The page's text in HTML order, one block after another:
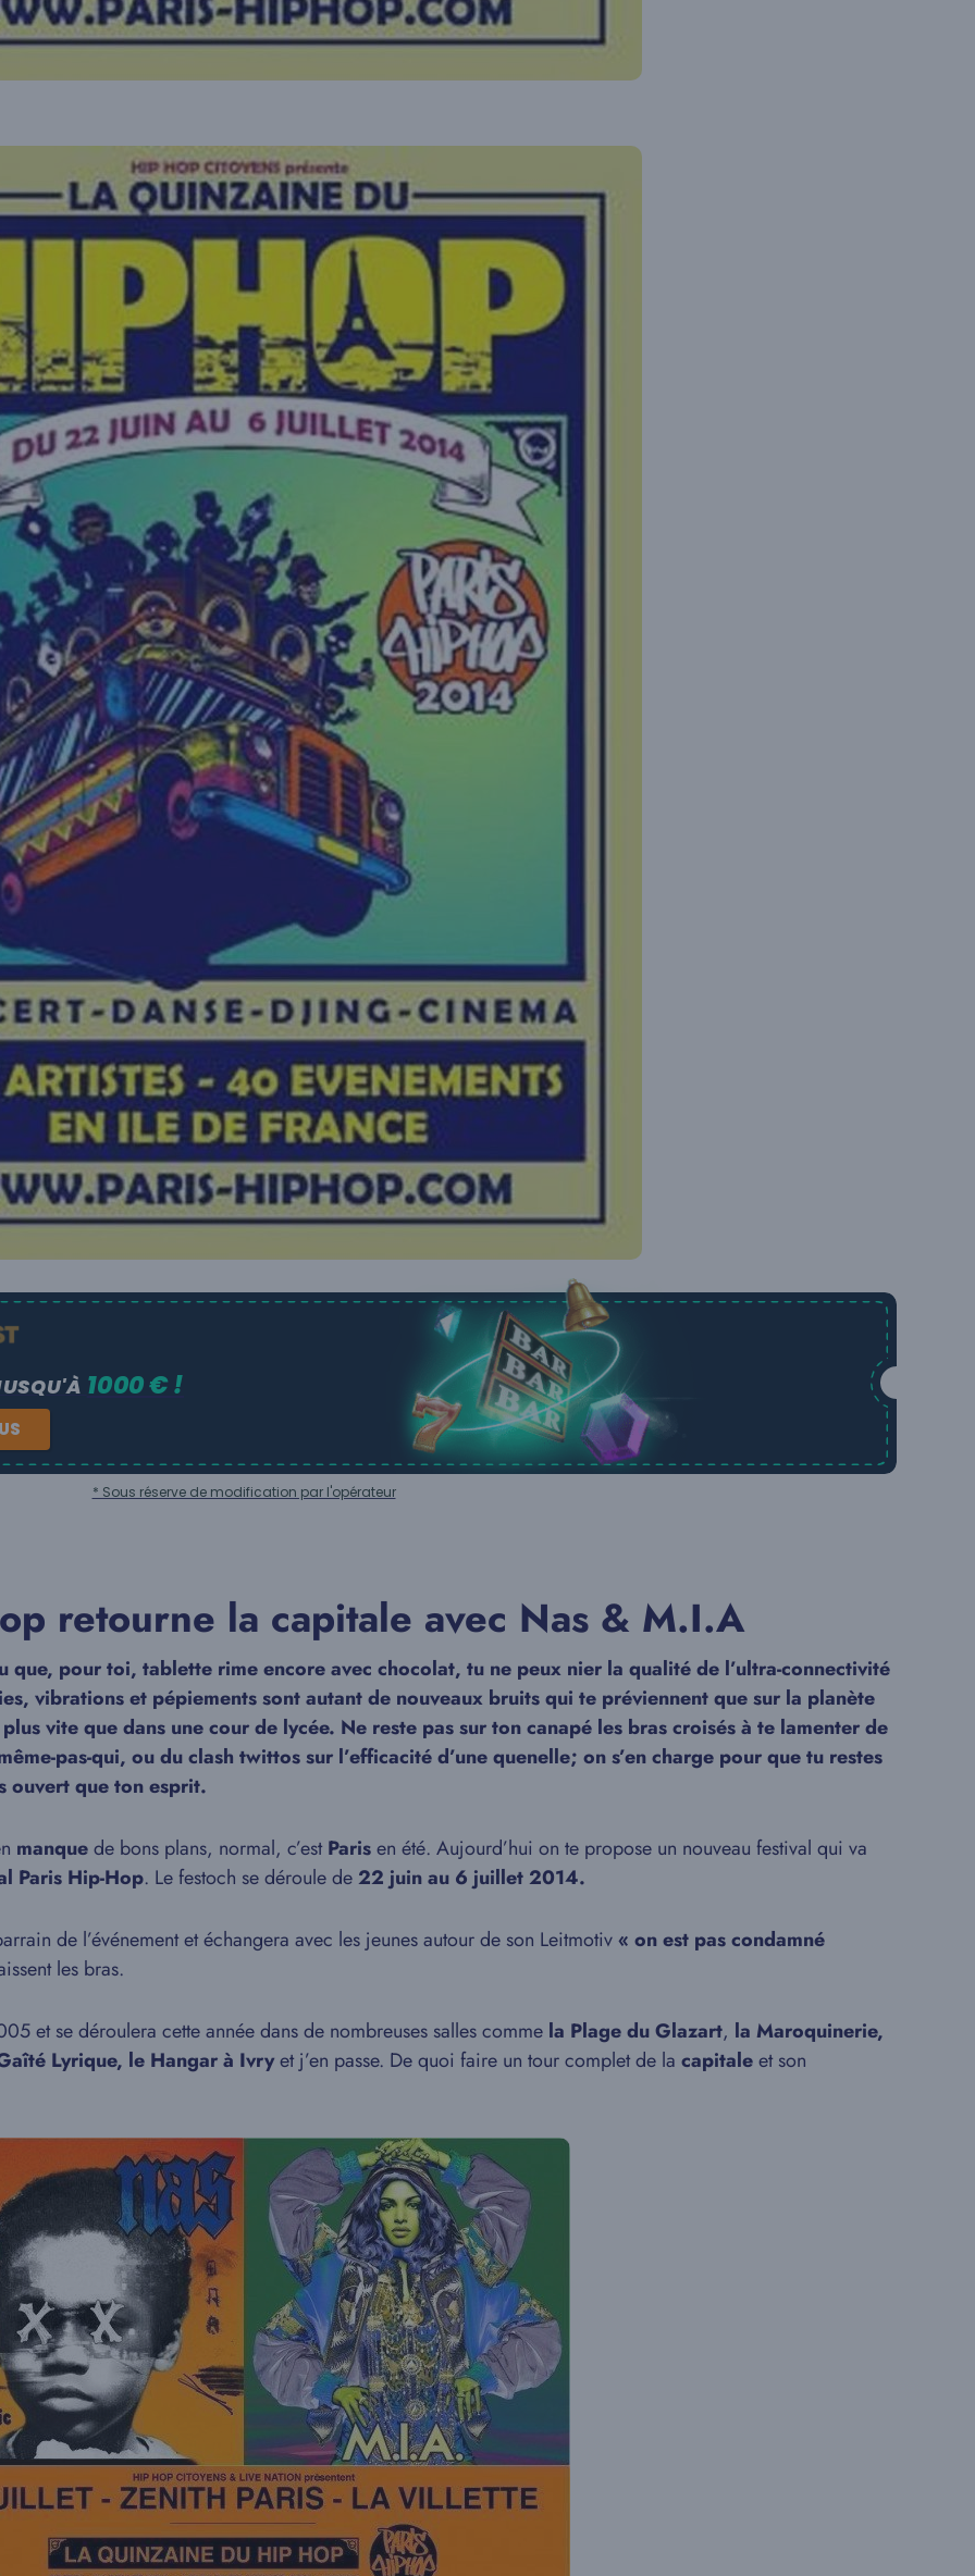
1000 € !
* Sous réserve de modification par l'opérateur
retourne la capitale avec Nas & M.I.A
que, pour toi, tablette rime encore avec chocolat, tu ne peux nier la qualité de l’ultra-connectivité
vibrations et pépiements sont autant de nouveaux bruits qui te préviennent que sur la planète
vite que dans une cour de lycée. Ne reste pas sur ton canapé les bras croisés à te lamenter de
pas-qui, ou du clash twittos sur l’efficacité d’une quenelle; on s’en charge pour que tu restes
ouvert que ton esprit.
manquede bons plans, normal, c’estParisen été. Aujourd’hui on te propose un nouveau festival qui va
Paris Hip-Hop. Le festoch se déroule de 22 juin au 6 juillet 2014.
de l’événement et échangera avec les jeunes autour de son Leitmotiv« on est pas condamné
les bras.
et se déroulera cette année dans de nombreuses salles comme la Plage du Glazart, la Maroquinerie,
Lyrique, le Hangar à Ivryet j’en passe. De quoi faire un tour complet de la capitaleet son